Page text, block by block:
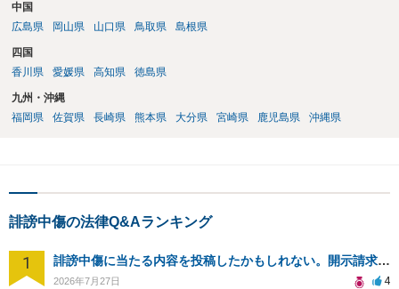
中国
広島県
岡山県 山口県 鳥取県 島根県
四国
香川県
愛媛県 高知県 徳島県
九州・沖縄
福岡県
佐賀県 長崎県 熊本県 大分県 宮崎県 鹿児島県 沖縄県
誹謗中傷の法律Q&Aランキング
1 誹謗中傷に当たる内容を投稿したかもしれない。開示請求や民事刑事裁判に発展しうるのか教えて欲しい。
2026年7月27日 4